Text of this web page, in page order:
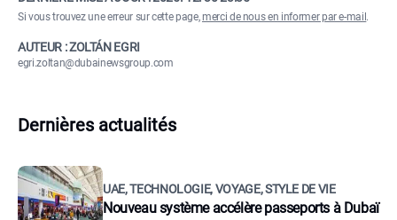
Si vous trouvez une erreur sur cette page,merci de nous en informer par e-mail .
AUTEUR : ZOLTÁN EGRI
egri.zoltan@dubainewsgroup.com
Dernières actualités
UAE, TECHNOLOGIE, VOYAGE, STYLE DE VIE
Nouveau système accélère passeports à Dubaï